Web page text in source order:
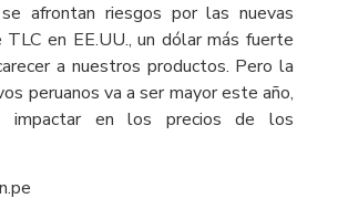
afrontan riesgos por las nuevas
en EE.UU., un dólar más fuerte
a nuestros productos. Pero la
peruanos va a ser mayor este año,
impactar en los precios de los